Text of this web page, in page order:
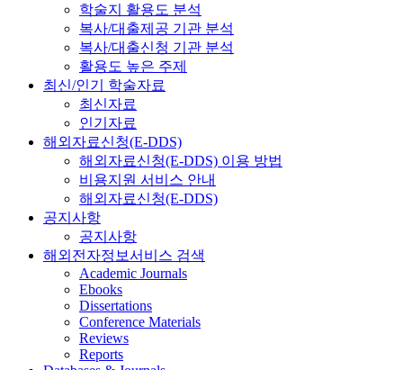
학술지 활용도 분석
복사/대출제공 기관 분석
복사/대출신청 기관 분석
활용도 높은 주제
최신/인기 학술자료
최신자료
인기자료
해외자료신청(E-DDS)
해외자료신청(E-DDS) 이용 방법
비용지원 서비스 안내
해외자료신청(E-DDS)
공지사항
공지사항
해외전자정보서비스 검색
Academic Journals
Ebooks
Dissertations
Conference Materials
Reviews
Reports